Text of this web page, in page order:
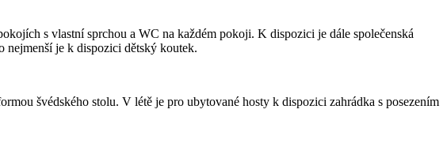
s vlastní sprchou a WC na každém pokoji. K dispozici je dále společenská
nejmenší je k dispozici dětský koutek.
švédského stolu. V létě je pro ubytované hosty k dispozici zahrádka s posezením